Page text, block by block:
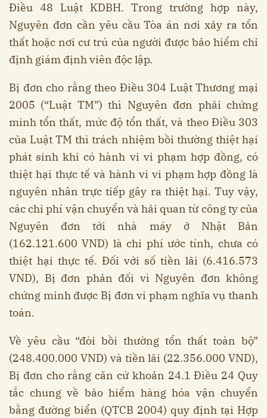
Điều 48 Luật KDBH. Trong trường hợp này,
Nguyên đơn cần yêu cầu Tòa án nơi xảy ra tổn
thất hoặc nơi cư trú của người được bảo hiểm chỉ
định giám định viên độc lập.
Bị đơn cho rằng theo Điều 304 Luật Thương mại
2005 (“Luật TM”) thì Nguyên đơn phải chứng
minh tổn thất, mức độ tổn thất, và theo Điều 303
của Luật TM thì trách nhiệm bồi thường thiệt hại
phát sinh khi có hành vi vi phạm hợp đồng, có
thiệt hại thực tế và hành vi vi phạm hợp đồng là
nguyên nhân trực tiếp gây ra thiệt hại. Tuy vậy,
các chi phí vận chuyển và hải quan từ công ty của
Nguyên đơn tới nhà máy ở Nhật Bản
(162.121.600 VND) là chi phí ước tính, chưa có
thiệt hại thực tế. Đối với số tiền lãi (6.416.573
VND), Bị đơn phản đối vì Nguyên đơn không
chứng minh được Bị đơn vi phạm nghĩa vụ thanh
toán.
Về yêu cầu “đòi bồi thường tổn thất toàn bộ”
(248.400.000 VND) và tiền lãi (22.356.000 VND),
Bị đơn cho rằng căn cứ khoản 24.1 Điều 24 Quy
tắc chung về bảo hiểm hàng hóa vận chuyển
bằng đường biển (QTCB 2004) quy định tại Hợp